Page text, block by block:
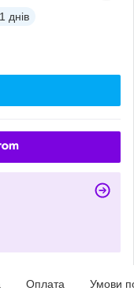
днів
Оплата Умови